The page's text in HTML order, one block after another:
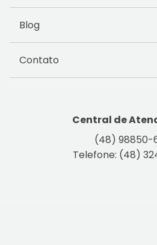
Blog
Contato
Central de
(48) 98850-
Telefone: (48)